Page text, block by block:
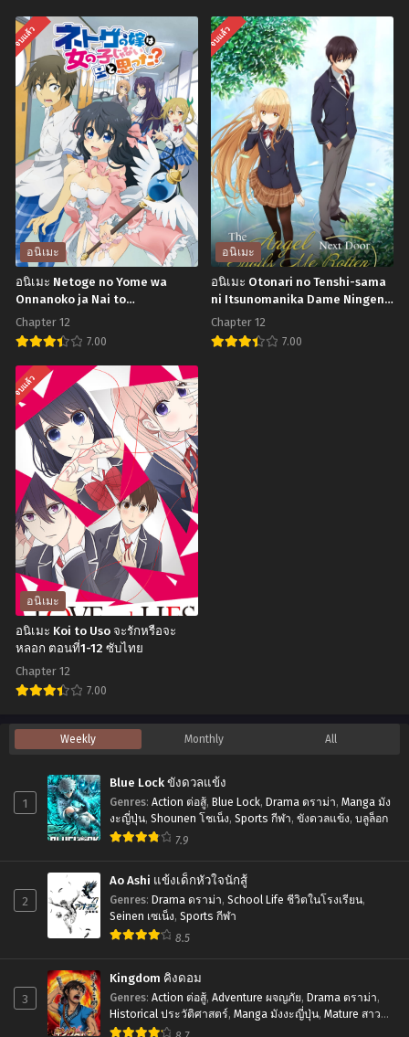
อ
นิ
เมะ
Watashi
ga
Motete
Dousunda
เมื่อ
สาว
วาย
กลาย
เป็น
สาว
ฮอต
ตอน
ที่1-
12
ซับ
ไทย
อ
นิ
เมะ
Attack
on
Titan
2
Shingeki
no
Kyojin
Season
2
ผ่า
พิภพ
จบแล้ว
อนิเมะ
อนิเมะ Netoge no Yome wa
Onnanoko ja Nai to
Omotta? ถามหน่อยครับ คิดว่าเจ้า
สาวผมในเกมออนไลน์เป็นผู้หญิง
จริงรึเปล่า? ตอนที่1-12 ซับไทย
Chapter 12
7.00
อ
นิ
เมะ
Netoge
no
Yome
wa
Onnanoko
ja
Nai
to
Omotta? ถาม
หน่อย
ครับ
คิด
ว่า
สาว
ผม
ออนไลน์
เป็น
หญิง
จริง
รึ
จบแล้ว
อนิเมะ
อนิเมะ Otonari no Tenshi-sama
ni Itsunomanika Dame Ningen
ni Sareteita Ken ขาดคุณนางฟ้า
ข้างห้องไป ผมคงมีชีวิตต่อไปไม่ได้
อีกแล้ว ตอนที่1-12 ซับไทย
Chapter 12
7.00
ขาด
คุณ
ข้าง
ห้อง
คง
มี
ไป
ไม่
จบแล้ว
อนิเมะ
อนิเมะ Koi to Uso จะรักหรือจะ
หลอก ตอนที่1-12 ซับไทย
Chapter 12
7.00
อ
นิ
Koi
รัก
หลอก
ตอน
Weekly Monthly All
1
Blue Lock ขังดวลแข้ง
Genres: Action ต่อสู้, Blue Lock, Drama ดราม่า, Manga มัง
งะญี่ปุ่น, Shounen โชเน็ง, Sports กีฬา, ขังดวลแข้ง, บลูล็อก
7.9
2
Ao Ashi แข้งเด็กหัวใจนักสู้
Genres: Drama ดราม่า, School Life ชีวิตในโรงเรียน,
Seinen เซเน็ง, Sports กีฬา
8.5
3
Kingdom คิงดอม
Genres: Action ต่อสู้, Adventure ผจญภัย, Drama ดราม่า,
Historical ประวัติศาสตร์, Manga มังงะญี่ปุ่น, Mature สาว
ใหญ่,Seinen เซเน็ง